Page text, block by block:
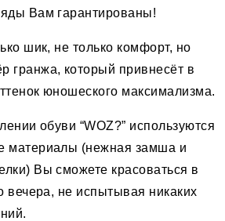
Вам гарантированы!
шик, не только комфорт, но
который привнесёт в
юношеского максимализма.
обуви “WOZ?” используются
материалы (нежная замша и
Вы сможете красоваться в
вечера, не испытывая никаких